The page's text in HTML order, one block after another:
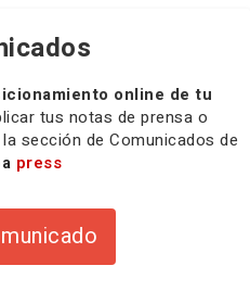
online de tu
tus notas de prensa o
sección de Comunicados de
press